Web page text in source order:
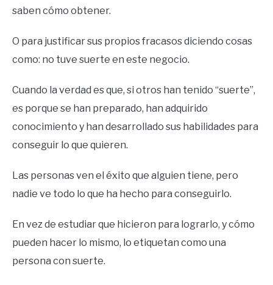
saben cómo obtener.
O para justificar sus propios fracasos diciendo cosas
como: no tuve suerte en este negocio.
Cuando la verdad es que, si otros han tenido “suerte”,
es porque se han preparado, han adquirido
conocimiento y han desarrollado sus habilidades para
conseguir lo que quieren.
Las personas ven el éxito que alguien tiene, pero
nadie ve todo lo que ha hecho para conseguirlo.
En vez de estudiar que hicieron para lograrlo, y cómo
pueden hacer lo mismo, lo etiquetan como una
persona con suerte.